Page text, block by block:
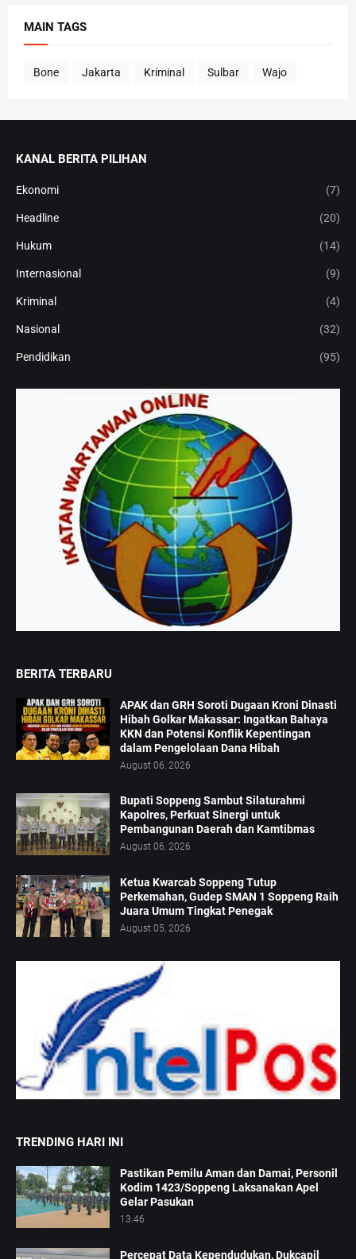
MAIN TAGS
Bone Jakarta Kriminal Sulbar Wajo
KANAL BERITA PILIHAN
Ekonomi (7)
Headline (20)
Hukum (14)
Internasional (9)
Kriminal (4)
Nasional (32)
Pendidikan (95)
BERITA TERBARU
APAK dan GRH Soroti Dugaan Kroni Dinasti
Hibah Golkar Makassar: Ingatkan Bahaya
KKN dan Potensi Konflik Kepentingan
dalam Pengelolaan Dana Hibah
August 06, 2026
Bupati Soppeng Sambut Silaturahmi
Kapolres, Perkuat Sinergi untuk
Pembangunan Daerah dan Kamtibmas
August 06, 2026
Ketua Kwarcab Soppeng Tutup
Perkemahan, Gudep SMAN 1 Soppeng Raih
Juara Umum Tingkat Penegak
August 05, 2026
TRENDING HARI INI
Pastikan Pemilu Aman dan Damai, Personil
Kodim 1423/Soppeng Laksanakan Apel
Gelar Pasukan
13.46
Percepat Data Kependudukan, Dukcapil